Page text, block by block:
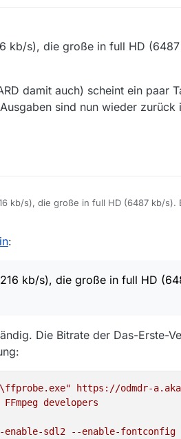
kb/s), die große in full HD
damit auch) scheint ein paar
sind nun wieder zurück
kb/s), die große in full HD (6487 kb/s).
damit auch) scheint ein paar Tage
sind nun wieder zurück in der
:
kb/s), die große in full HD
Die Bitrate der Das-Erste-
https://odmdr-
FFmpeg developers
enable-sdl2 --enable-fontconfig